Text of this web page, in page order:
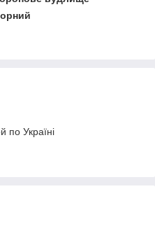
по Україні